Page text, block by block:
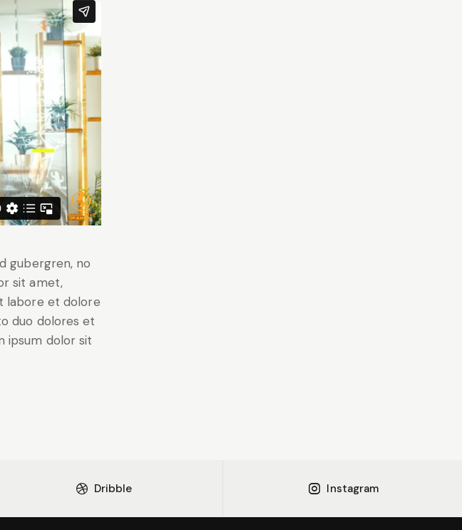
gubergren, no
sit amet,
labore et dolore
duo dolores et
ipsum dolor sit
Dribble Instagram